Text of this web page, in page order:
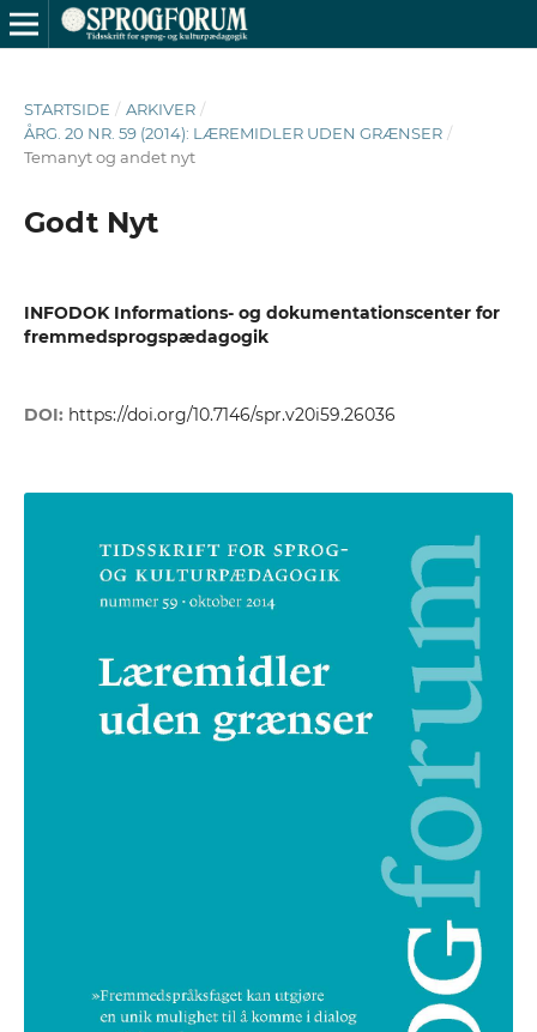
STARTSIDE / ARKIVER /
ÅRG. 20 NR. 59 (2014): LÆREMIDLER UDEN GRÆNSER /
Temanyt og andet nyt
Godt Nyt
INFODOK Informations- og dokumentationscenter for
fremmedsprogspædagogik
DOI: https://doi.org/10.7146/spr.v20i59.26036